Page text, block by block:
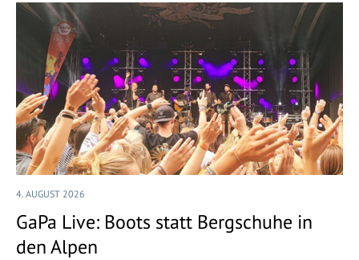
4. AUGUST 2026
GaPa Live: Boots statt Bergschuhe in
den Alpen